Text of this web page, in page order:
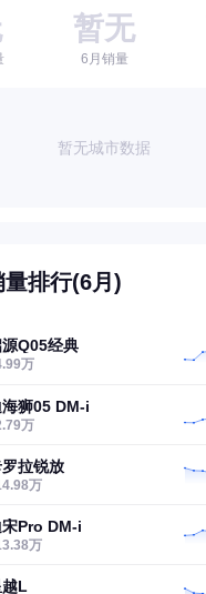
暂无
6月销量
暂无城市数据
排行(6月)
Q05经典
万
海狮05 DM-i
万
拉锐放
万
宋Pro DM-i
万
L